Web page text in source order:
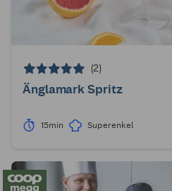
(2)
Änglamark Spritz
15min Superenkel